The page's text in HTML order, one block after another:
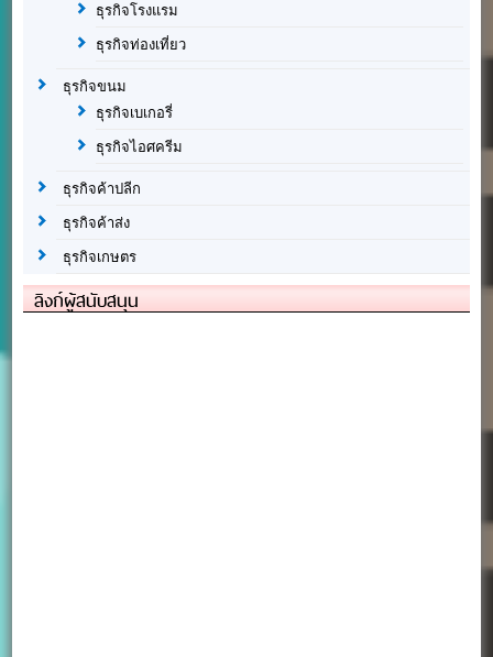
ธุรกิจโรงแรม
ธุรกิจท่องเที่ยว
ธุรกิจขนม
ธุรกิจเบเกอรี่
ธุรกิจไอศครีม
ธุรกิจค้าปลีก
ธุรกิจค้าส่ง
ธุรกิจเกษตร
ลิงก์ผู้สนับสนุน